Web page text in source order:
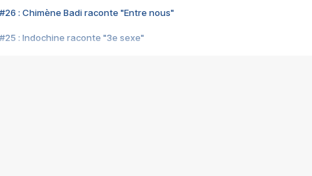
#26 : Chimène Badi raconte "Entre nous"
#25 : Indochine raconte "3e sexe"